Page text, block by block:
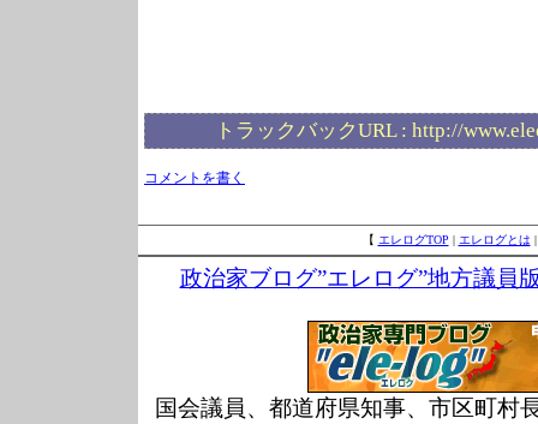
トラックバックURL : http://
コメントを書く
【 エレログTOP | エレログとは
政治家ブログ”エレログ”地方議員
国会議員、都道府県知事、市区町村